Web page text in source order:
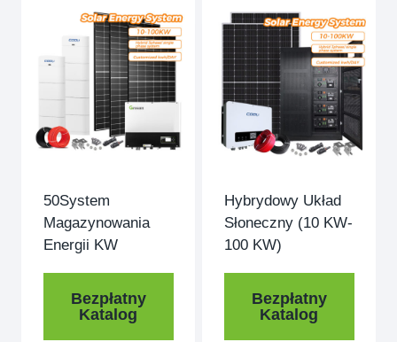
50System
Magazynowania
Energii KW
Bezpłatny
Katalog
Hybrydowy Układ
Słoneczny (10 KW-
100 KW)
Bezpłatny
Katalog